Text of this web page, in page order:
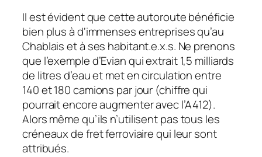
Il est évident que cette autoroute bénéficie
bien plus à d‘immenses entreprises qu’au
Chablais et à ses habitant.e.x.s. Ne prenons
que l’exemple d’Evian qui extrait 1,5 milliards
de litres d’eau et met en circulation entre
140 et 180 camions par jour (chiffre qui
pourrait encore augmenter avec l’A412).
Alors même qu’ils n’utilisent pas tous les
créneaux de fret ferroviaire qui leur sont
attribués.